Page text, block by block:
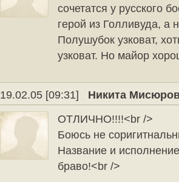
сочетатся у русского
герой из Голливуда, а
Полушубок узковат,
узковат. Но майор
19.02.05 [09:31]
Никита
ОТЛИЧНО!!!!<br />
Боюсь не
Название и
браво!<br />